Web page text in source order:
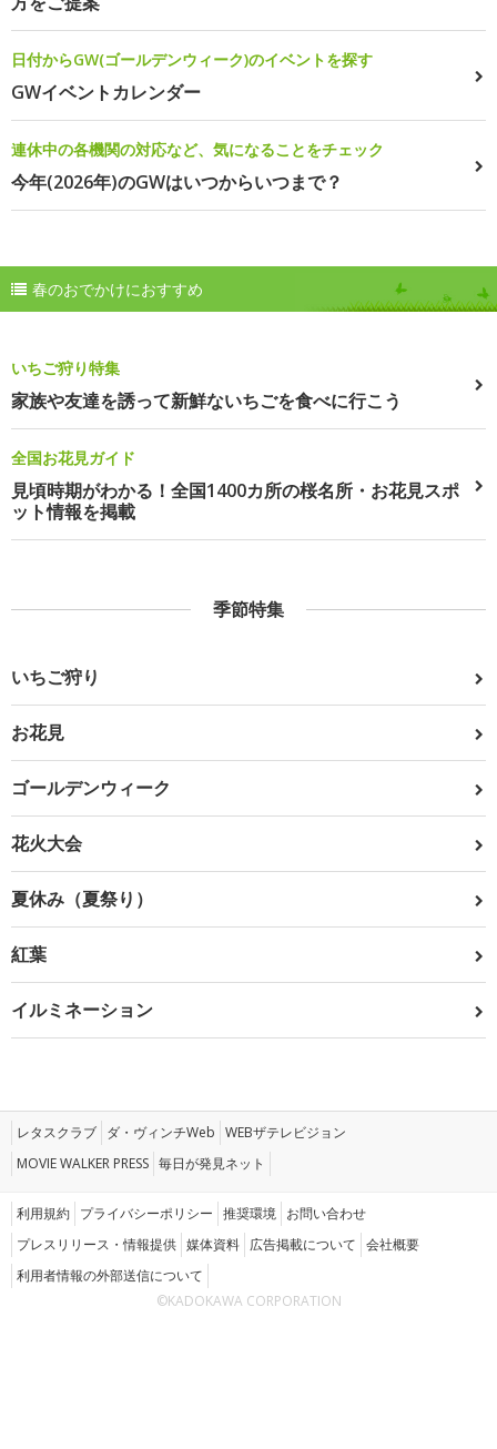
日付からGW(ゴールデンウィーク)のイベントを探す
GWイベントカレンダー
連休中の各機関の対応など、気になることをチェック
今年(2026年)のGWはいつからいつまで？
春のおでかけにおすすめ
いちご狩り特集
家族や友達を誘って新鮮ないちごを食べに行こう
全国お花見ガイド
見頃時期がわかる！全国1400カ所の桜名所・お花見スポ
ット情報を掲載
季節特集
いちご狩り
お花見
ゴールデンウィーク
花火大会
夏休み（夏祭り）
紅葉
イルミネーション
レタスクラブ ダ・ヴィンチWeb WEBザテレビジョン
MOVIE WALKER PRESS 毎日が発見ネット
利用規約 プライバシーポリシー 推奨環境 お問い合わせ
プレスリリース・情報提供 媒体資料 広告掲載について 会社概要
利用者情報の外部送信について
©KADOKAWA CORPORATION